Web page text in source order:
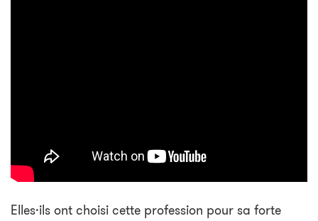
Elles·ils ont choisi cette profession pour sa forte